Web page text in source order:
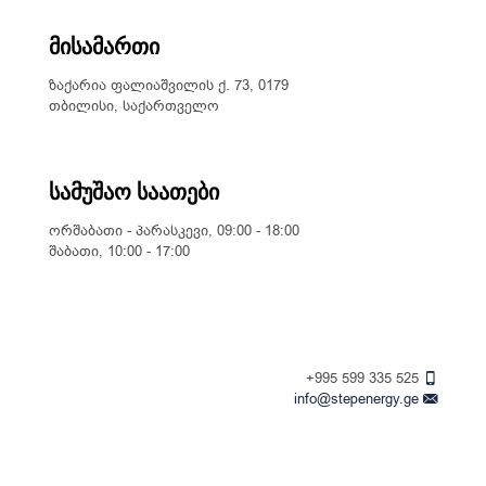
მისამართი
ზაქარია ფალიაშვილის ქ. 73, 0179
თბილისი, საქართველო
სამუშაო საათები
ორშაბათი - პარასკევი, 09:00 - 18:00
შაბათი, 10:00 - 17:00
+995 599 335 525
info@stepenergy.ge